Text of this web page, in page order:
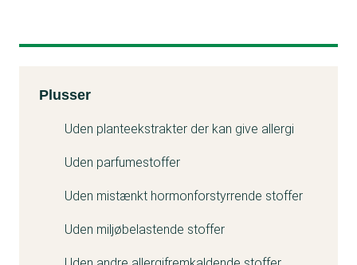
Kemitest
Plusser
Uden planteekstrakter der kan give allergi
Uden parfumestoffer
Uden mistænkt hormonforstyrrende stoffer
Uden miljøbelastende stoffer